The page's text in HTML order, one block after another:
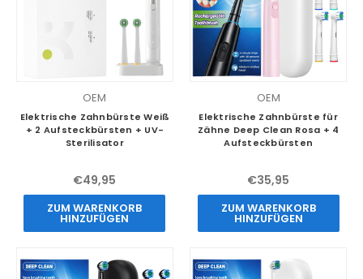
OEM
Elektrische Zahnbürste Weiß
+ 2 Aufsteckbürsten + UV-
Sterilisator
€49,95
ZUM WARENKORB
HINZUFÜGEN
OEM
Elektrische Zahnbürste für
Zähne Deep Clean Rosa + 4
Aufsteckbürsten
€35,95
ZUM WARENKORB
HINZUFÜGEN